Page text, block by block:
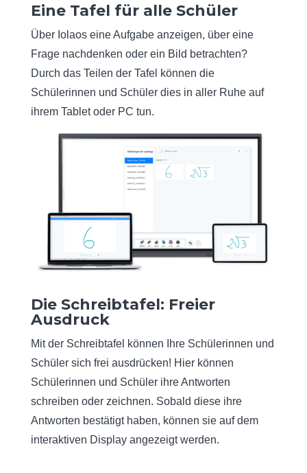
Eine Tafel für alle Schüler
Über Iolaos eine Aufgabe anzeigen, über eine
Frage nachdenken oder ein Bild betrachten?
Durch das Teilen der Tafel können die
Schülerinnen und Schüler dies in aller Ruhe auf
ihrem Tablet oder PC tun.
Die Schreibtafel: Freier
Ausdruck
Mit der Schreibtafel können Ihre Schülerinnen und
Schüler sich frei ausdrücken! Hier können
Schülerinnen und Schüler ihre Antworten
schreiben oder zeichnen. Sobald diese ihre
Antworten bestätigt haben, können sie auf dem
interaktiven Display angezeigt werden.